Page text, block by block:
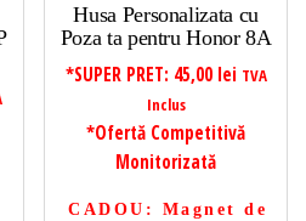
Husa Personalizata cu
Poza ta pentru Honor 8A
*SUPER PRET: 45,00 lei TVA
Inclus
*Ofertă Competitivă
Monitorizată
CADOU : Magnet de